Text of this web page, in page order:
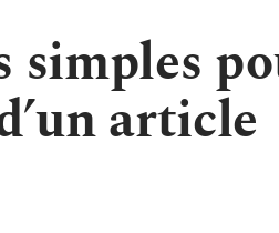
simples
article